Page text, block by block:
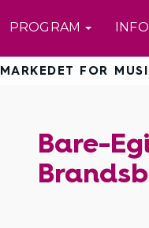
PROGRAM
MARKEDET FOR
Bare-